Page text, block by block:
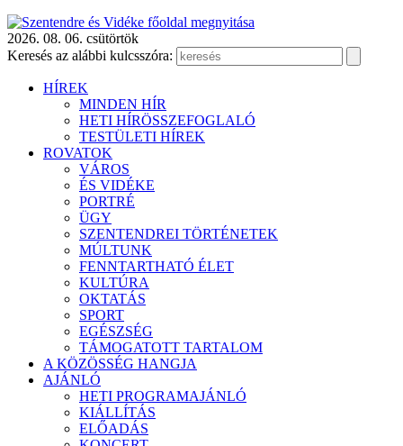
2026. 08. 06. csütörtök
Keresés az alábbi kulcsszóra:
HÍREK
MINDEN HÍR
HETI HÍRÖSSZEFOGLALÓ
TESTÜLETI HÍREK
ROVATOK
VÁROS
ÉS VIDÉKE
PORTRÉ
ÜGY
SZENTENDREI TÖRTÉNETEK
MÚLTUNK
FENNTARTHATÓ ÉLET
KULTÚRA
OKTATÁS
SPORT
EGÉSZSÉG
TÁMOGATOTT TARTALOM
A KÖZÖSSÉG HANGJA
AJÁNLÓ
HETI PROGRAMAJÁNLÓ
KIÁLLÍTÁS
ELŐADÁS